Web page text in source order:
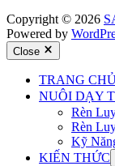
Copyright © 2026
Powered by
Close
TRANG
NUÔI DẠY
Rèn
Rèn
Kỹ
KIẾN THỨC